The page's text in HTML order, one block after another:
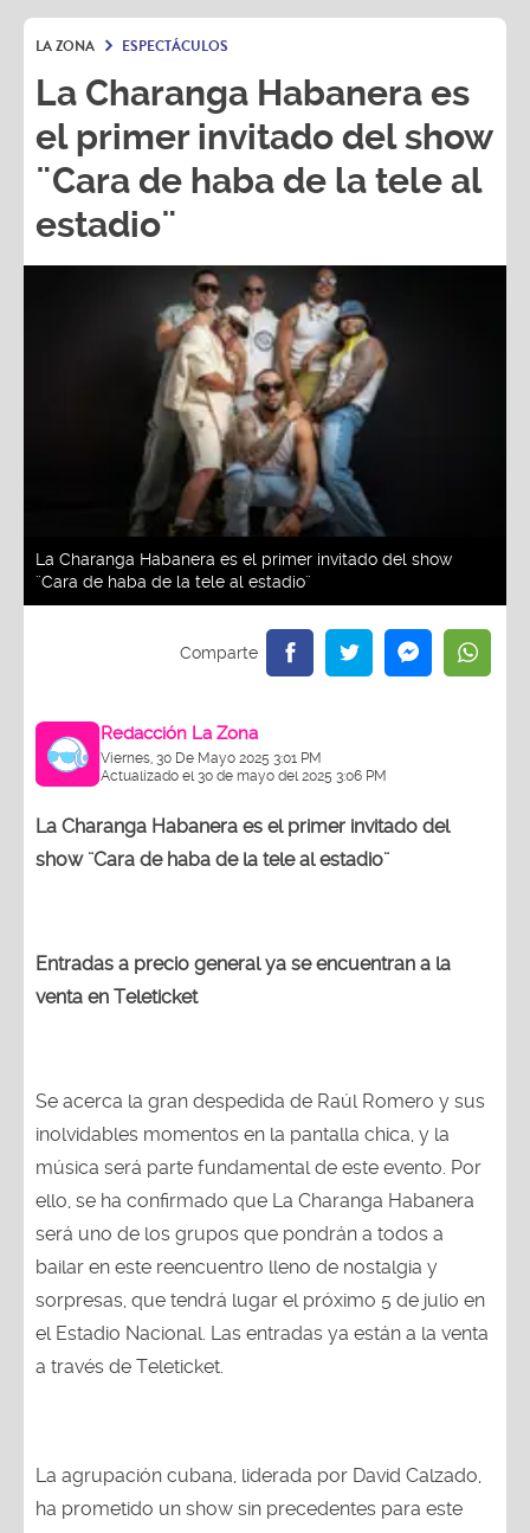
LA ZONA ESPECTÁCULOS
La Charanga Habanera es
el primer invitado del show
¨Cara de haba de la tele al
estadio¨
La Charanga Habanera es el primer invitado del show
¨Cara de haba de la tele al estadio¨
Redacción La Zona
Viernes, 30 De Mayo 2025 3:01 PM
Actualizado el 30 de mayo del 2025 3:06 PM
La Charanga Habanera es el primer invitado del
show ¨Cara de haba de la tele al estadio¨
Entradas a precio general ya se encuentran a la
venta en Teleticket
Se acerca la gran despedida de Raúl Romero y sus
inolvidables momentos en la pantalla chica, y la
música será parte fundamental de este evento. Por
ello, se ha confirmado que La Charanga Habanera
será uno de los grupos que pondrán a todos a
bailar en este reencuentro lleno de nostalgia y
sorpresas, que tendrá lugar el próximo 5 de julio en
el Estadio Nacional. Las entradas ya están a la venta
a través de Teleticket.
La agrupación cubana, liderada por David Calzado,
ha prometido un show sin precedentes para este